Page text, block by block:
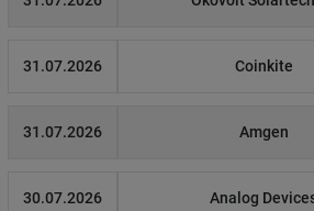
31.07.2026 Coinkite
31.07.2026 Amgen
30.07.2026 Analog